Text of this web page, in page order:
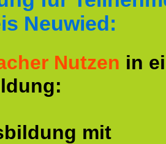
Neuwied:
Nutzen in
mit